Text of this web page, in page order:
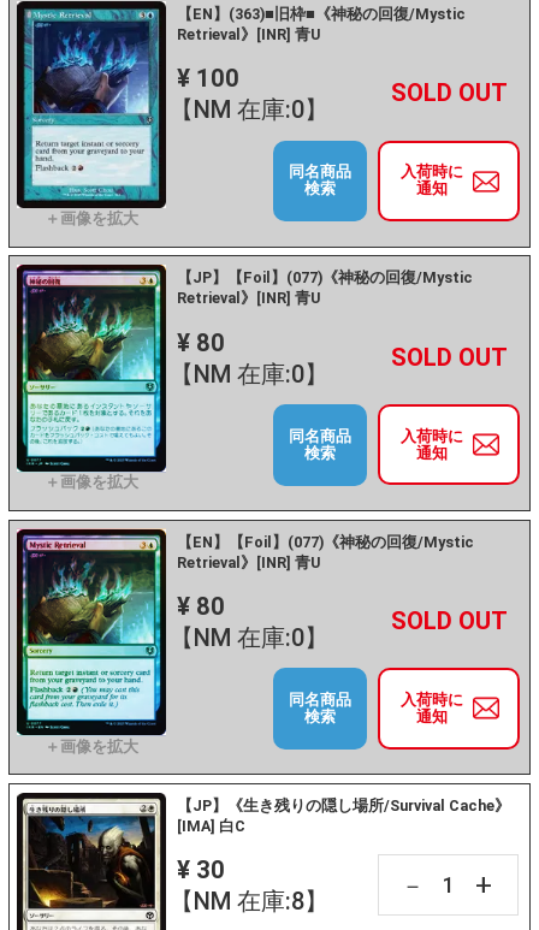
【EN】(363)■旧枠■《神秘の回復/Mystic
Retrieval》[INR] 青U
¥ 100
【NM 在庫:0】
－ +
入荷時に
通知
同名商品
検索
【JP】【Foil】(077)《神秘の回復/Mystic
Retrieval》[INR] 青U
¥ 80
【NM 在庫:0】
－ +
入荷時に
通知
同名商品
検索
【EN】【Foil】(077)《神秘の回復/Mystic
Retrieval》[INR] 青U
¥ 80
【NM 在庫:0】
－ +
入荷時に
通知
同名商品
検索
【JP】《生き残りの隠し場所/Survival Cache》
[IMA] 白C
¥ 30
【NM 在庫:8】
－ +